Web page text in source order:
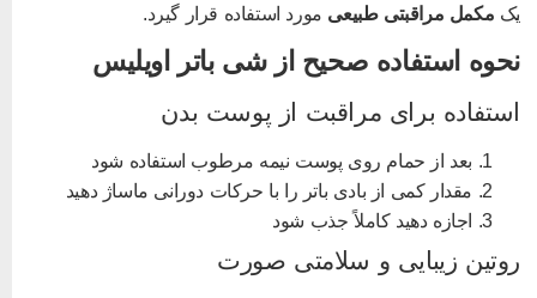
مکمل مراقبتی طبیعیمورد استفاده قرار گیرد.
استفاده صحیح از شی باتر اویلیس
برای مراقبت از پوست بدن
بعد از حمام روی پوست نیمه‌ مرطوب استفاده شود
مقدار کمی از بادی باتر را با حرکات دورانی ماساژ دهید
اجازه دهید کاملاً جذب شود
زیبایی و سلامتی صورت